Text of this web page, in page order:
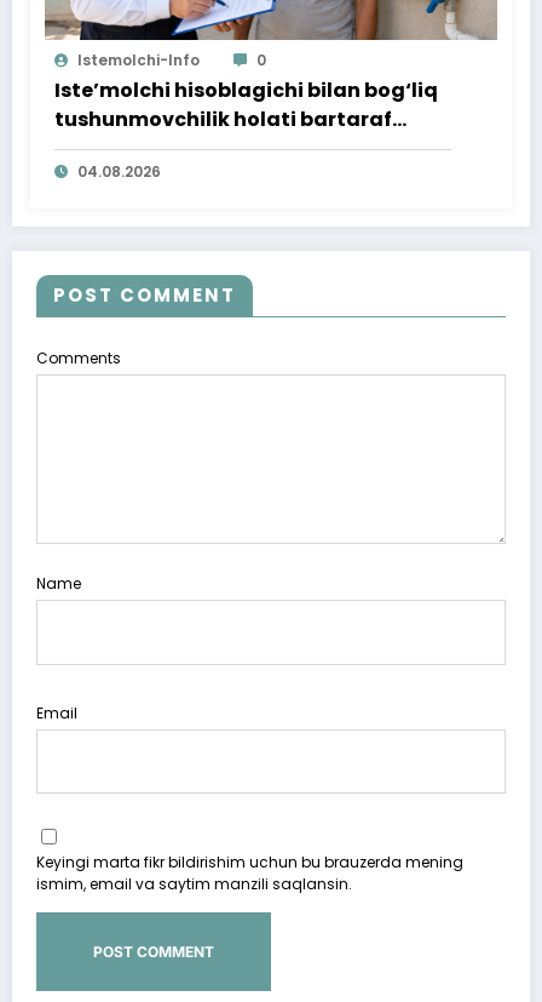
Istemolchi-Info 0
Iste’molchi hisoblagichi bilan bog‘liq
tushunmovchilik holati bartaraf
qilindi
04.08.2026
POST COMMENT
Comments
Name
Email
Keyingi marta fikr bildirishim uchun bu brauzerda mening
ismim, email va saytim manzili saqlansin.